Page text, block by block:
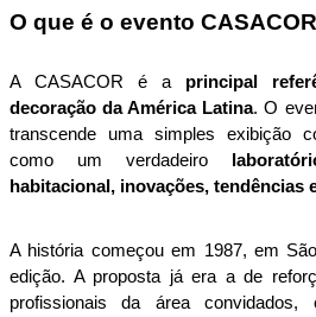
O que é o evento
A CASACOR é a principal
decoração da América Latina. O
transcende uma simples exibição
como um verdadeiro
habitacional, inovações, tendências
A história começou em 1987, em
edição. A proposta já era a de
profissionais da área